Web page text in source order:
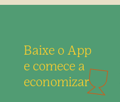
Baixe o App
e comece a
economizar